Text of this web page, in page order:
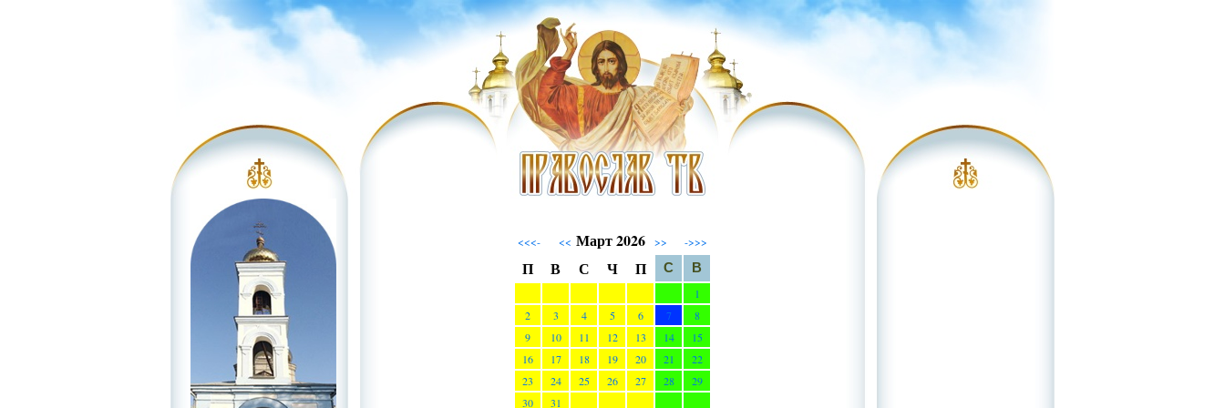
<<<- << Март 2026 >> ->>>
П В С Ч П С
В
1
2
3 4 5 6 7
8
9
10 11 12 13 14
15
16
17 18 19 20 21
22
23
24 25 26 27 28
29
30
31